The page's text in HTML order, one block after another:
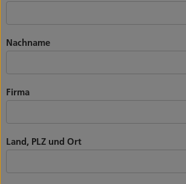
Nachname
Firma
Land, PLZ und Ort